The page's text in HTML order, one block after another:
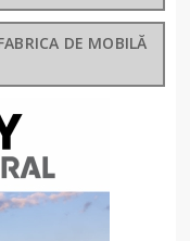
DE MOBILĂ